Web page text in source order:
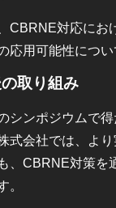
CBRNE対応にお
応用可能性につ
取り組み
シンポジウムで
式会社では、よ
、CBRNE対策を
。